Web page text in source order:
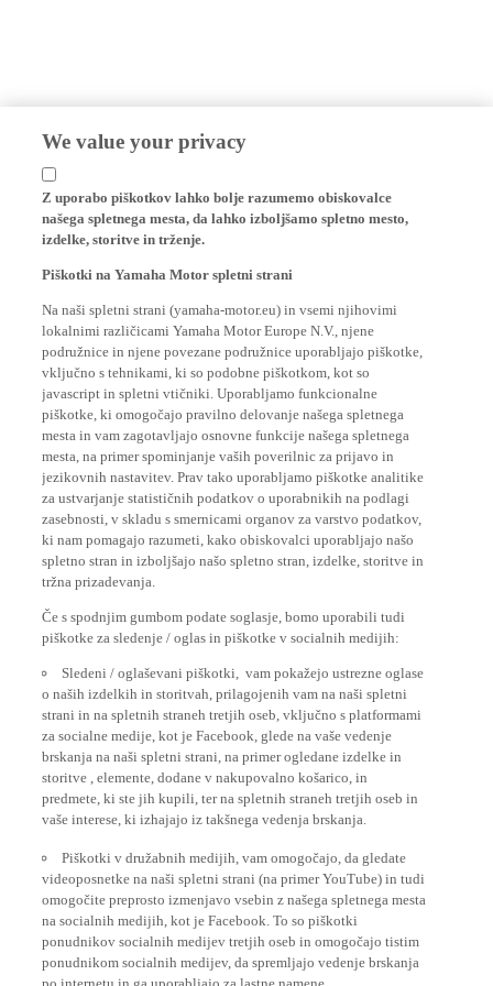
We value your privacy
Z uporabo piškotkov lahko bolje razumemo obiskovalce
našega spletnega mesta, da lahko izboljšamo spletno mesto,
izdelke, storitve in trženje.
Piškotki na Yamaha Motor spletni strani
Na naši spletni strani (yamaha-motor.eu) in vsemi njihovimi
lokalnimi različicami Yamaha Motor Europe N.V., njene
podružnice in njene povezane podružnice uporabljajo piškotke,
vključno s tehnikami, ki so podobne piškotkom, kot so
javascript in spletni vtičniki. Uporabljamo funkcionalne
piškotke, ki omogočajo pravilno delovanje našega spletnega
mesta in vam zagotavljajo osnovne funkcije našega spletnega
mesta, na primer spominjanje vaših poverilnic za prijavo in
jezikovnih nastavitev. Prav tako uporabljamo piškotke analitike
za ustvarjanje statističnih podatkov o uporabnikih na podlagi
zasebnosti, v skladu s smernicami organov za varstvo podatkov,
ki nam pomagajo razumeti, kako obiskovalci uporabljajo našo
spletno stran in izboljšajo našo spletno stran, izdelke, storitve in
tržna prizadevanja.
Če s spodnjim gumbom podate soglasje, bomo uporabili tudi
piškotke za sledenje / oglas in piškotke v socialnih medijih:
Sledeni / oglaševani piškotki, vam pokažejo ustrezne oglase
o naših izdelkih in storitvah, prilagojenih vam na naši spletni
strani in na spletnih straneh tretjih oseb, vključno s platformami
za socialne medije, kot je Facebook, glede na vaše vedenje
brskanja na naši spletni strani, na primer ogledane izdelke in
storitve , elemente, dodane v nakupovalno košarico, in
predmete, ki ste jih kupili, ter na spletnih straneh tretjih oseb in
vaše interese, ki izhajajo iz takšnega vedenja brskanja.
Piškotki v družabnih medijih, vam omogočajo, da gledate
videoposnetke na naši spletni strani (na primer YouTube) in tudi
omogočite preprosto izmenjavo vsebin z našega spletnega mesta
na socialnih medijih, kot je Facebook. To so piškotki
ponudnikov socialnih medijev tretjih oseb in omogočajo tistim
ponudnikom socialnih medijev, da spremljajo vedenje brskanja
po internetu in ga uporabljajo za lastne namene.